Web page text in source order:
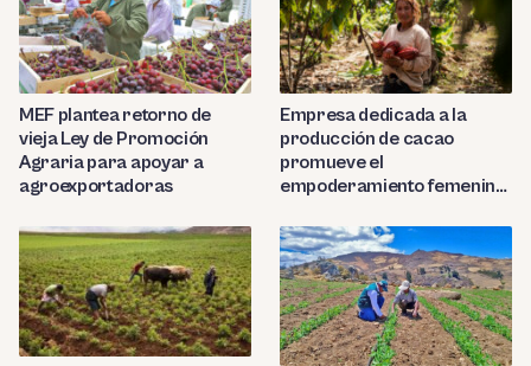
MEF plantea retorno de
vieja Ley de Promoción
Agraria para apoyar a
agroexportadoras
Empresa dedicada a la
producción de cacao
promueve el
empoderamiento femenino